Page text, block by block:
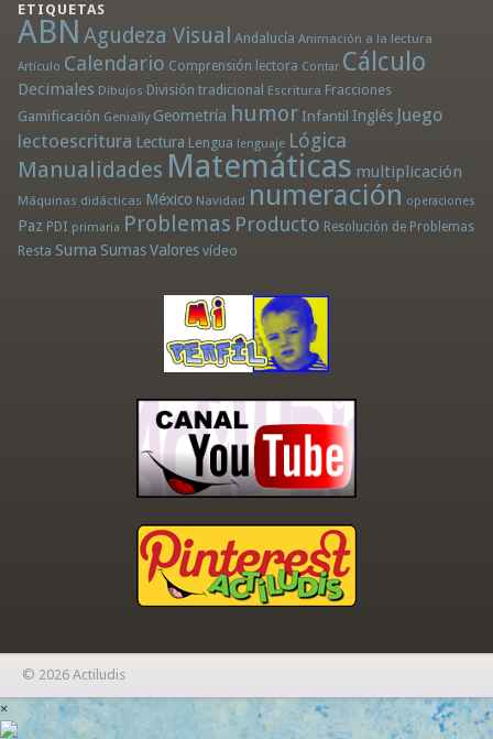
ETIQUETAS
ABN Agudeza Visual Andalucía Animación a la lectura
Artículo Calendario Comprensión lectora Contar Cálculo
Decimales Dibujos División tradicional Escritura Fracciones
Gamificación Genially Geometría humor Infantil Inglés Juego
lectoescritura Lectura Lengua lenguaje Lógica
Manualidades Matemáticas multiplicación
Máquinas didácticas México Navidad numeración operaciones
Paz PDI primaria Problemas Producto Resolución de Problemas
Resta Suma Sumas Valores vídeo
© 2026 Actiludis
×